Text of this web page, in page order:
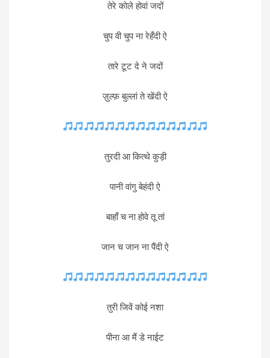
तेरे कोले होवां जदों
चुप वी चुप ना रेहँदी ऐ
तारे टूट दे ने जदों
ज़ुल्फ़ बुल्लां ते खेंदी ऐ
तुरदी आ कित्थे कुड़ी
पानी वांगु बेहंदी ऐ
बाहाँ च ना होवे तू तां
जान च जान ना पैंदी ऐ
तुरी जिवें कोई नशा
पीना आ मैं डे नाईट